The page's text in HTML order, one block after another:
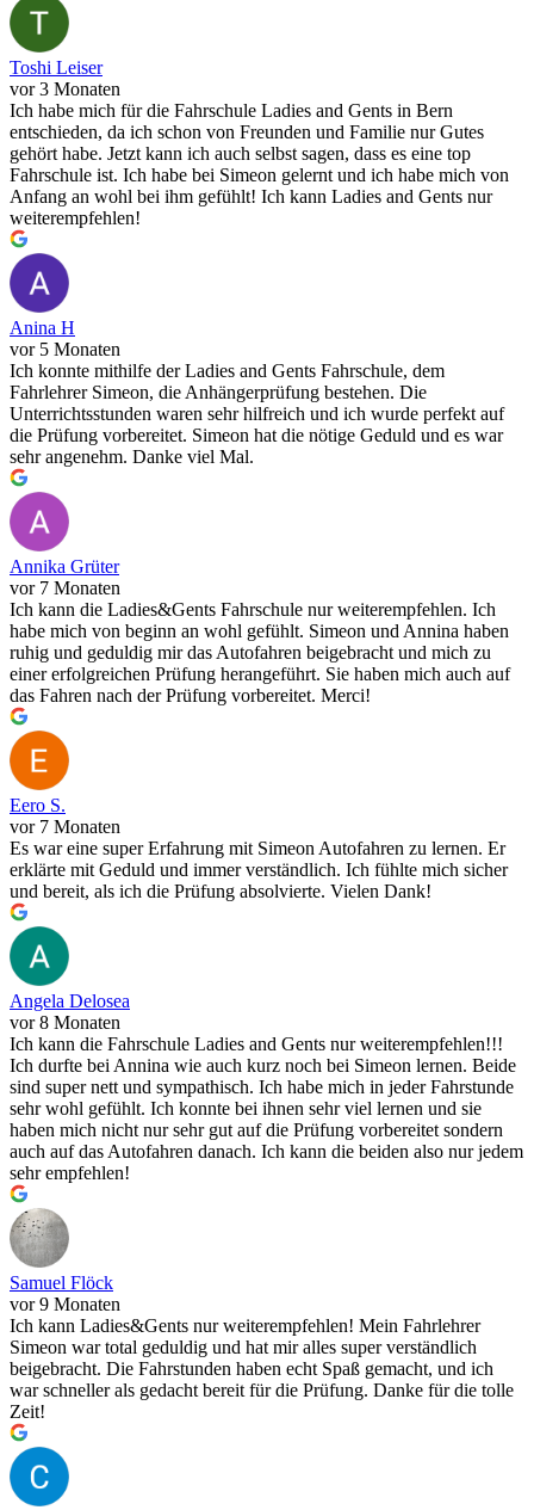
Toshi Leiser
vor 3 Monaten
Ich habe mich für die Fahrschule Ladies and Gents in Bern
entschieden, da ich schon von Freunden und Familie nur Gutes
gehört habe. Jetzt kann ich auch selbst sagen, dass es eine top
Fahrschule ist. Ich habe bei Simeon gelernt und ich habe mich von
Anfang an wohl bei ihm gefühlt! Ich kann Ladies and Gents nur
weiterempfehlen!
Anina H
vor 5 Monaten
Ich konnte mithilfe der Ladies and Gents Fahrschule, dem
Fahrlehrer Simeon, die Anhängerprüfung bestehen. Die
Unterrichtsstunden waren sehr hilfreich und ich wurde perfekt auf
die Prüfung vorbereitet. Simeon hat die nötige Geduld und es war
sehr angenehm. Danke viel Mal.
Annika Grüter
vor 7 Monaten
Ich kann die Ladies&Gents Fahrschule nur weiterempfehlen. Ich
habe mich von beginn an wohl gefühlt. Simeon und Annina haben
ruhig und geduldig mir das Autofahren beigebracht und mich zu
einer erfolgreichen Prüfung herangeführt. Sie haben mich auch auf
das Fahren nach der Prüfung vorbereitet. Merci!
Eero S.
vor 7 Monaten
Es war eine super Erfahrung mit Simeon Autofahren zu lernen. Er
erklärte mit Geduld und immer verständlich. Ich fühlte mich sicher
und bereit, als ich die Prüfung absolvierte. Vielen Dank!
Angela Delosea
vor 8 Monaten
Ich kann die Fahrschule Ladies and Gents nur weiterempfehlen!!!
Ich durfte bei Annina wie auch kurz noch bei Simeon lernen. Beide
sind super nett und sympathisch. Ich habe mich in jeder Fahrstunde
sehr wohl gefühlt. Ich konnte bei ihnen sehr viel lernen und sie
haben mich nicht nur sehr gut auf die Prüfung vorbereitet sondern
auch auf das Autofahren danach. Ich kann die beiden also nur jedem
sehr empfehlen!
Samuel Flöck
vor 9 Monaten
Ich kann Ladies&Gents nur weiterempfehlen! Mein Fahrlehrer
Simeon war total geduldig und hat mir alles super verständlich
beigebracht. Die Fahrstunden haben echt Spaß gemacht, und ich
war schneller als gedacht bereit für die Prüfung. Danke für die tolle
Zeit!